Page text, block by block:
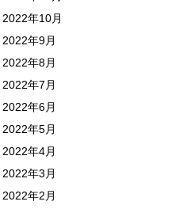
2022年10月
2022年9月
2022年8月
2022年7月
2022年6月
2022年5月
2022年4月
2022年3月
2022年2月